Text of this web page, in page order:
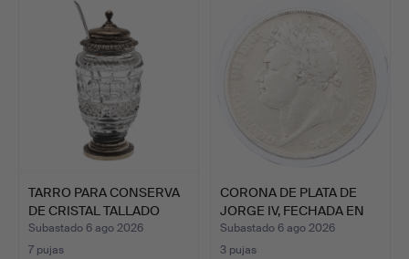
TARRO PARA CONSERVA
DE CRISTAL TALLADO
CON…
Subastado 6 ago 2026
7 pujas
CORONA DE PLATA DE
JORGE IV, FECHADA EN
18…
Subastado 6 ago 2026
3 pujas